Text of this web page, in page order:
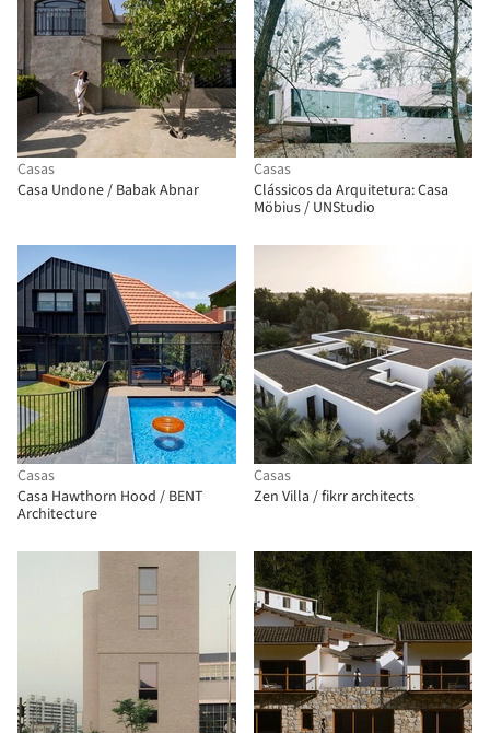
Casas
Casa Undone / Babak Abnar
Casas
Clássicos da Arquitetura: Casa
Möbius / UNStudio
Casas
Casa Hawthorn Hood / BENT
Architecture
Casas
Zen Villa / fikrr architects